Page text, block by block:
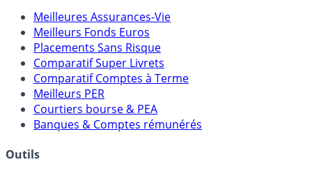
Meilleures Assurances-Vie
Meilleurs Fonds Euros
Placements Sans Risque
Comparatif Super Livrets
Comparatif Comptes à Terme
Meilleurs PER
Courtiers bourse & PEA
Banques & Comptes rémunérés
Outils